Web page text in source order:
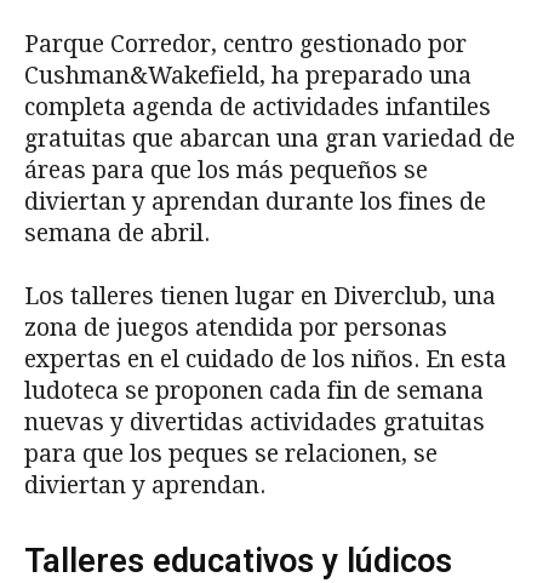
Parque Corredor, centro gestionado por
Cushman&Wakefield, ha preparado una
completa agenda de actividades infantiles
gratuitas que abarcan una gran variedad de
áreas para que los más pequeños se
diviertan y aprendan durante los fines de
semana de abril.
Los talleres tienen lugar en Diverclub, una
zona de juegos atendida por personas
expertas en el cuidado de los niños. En esta
ludoteca se proponen cada fin de semana
nuevas y divertidas actividades gratuitas
para que los peques se relacionen, se
diviertan y aprendan.
Talleres educativos y lúdicos